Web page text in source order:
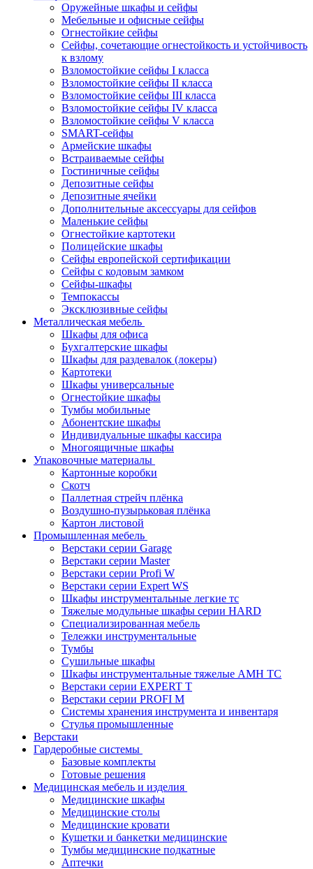
Оружейные шкафы и сейфы
Мебельные и офисные сейфы
Огнестойкие сейфы
Сейфы, сочетающие огнестойкость и устойчивость
к взлому
Взломостойкие сейфы I класса
Взломостойкие сейфы II класса
Взломостойкие сейфы III класса
Взломостойкие сейфы IV класса
Взломостойкие сейфы V класса
SMART-сейфы
Армейские шкафы
Встраиваемые сейфы
Гостиничные сейфы
Депозитные сейфы
Депозитные ячейки
Дополнительные аксессуары для сейфов
Маленькие сейфы
Огнестойкие картотеки
Полицейские шкафы
Сейфы европейской сертификации
Сейфы с кодовым замком
Сейфы-шкафы
Темпокассы
Эксклюзивные сейфы
Металлическая мебель
Шкафы для офиса
Бухгалтерские шкафы
Шкафы для раздевалок (локеры)
Картотеки
Шкафы универсальные
Огнестойкие шкафы
Тумбы мобильные
Абонентские шкафы
Индивидуальные шкафы кассира
Многоящичные шкафы
Упаковочные материалы
Картонные коробки
Скотч
Паллетная стрейч плёнка
Воздушно-пузырьковая плёнка
Картон листовой
Промышленная мебель
Верстаки серии Garage
Верстаки серии Master
Верстаки серии Profi W
Верстаки серии Expert WS
Шкафы инструментальные легкие тс
Тяжелые модульные шкафы серии HARD
Cпециализированная мебель
Тележки инструментальные
Тумбы
Cушильные шкафы
Шкафы инструментальные тяжелые AMH TC
Верстаки серии EXPERT T
Верстаки серии PROFI M
Системы хранения инструмента и инвентаря
Стулья промышленные
Верстаки
Гардеробные системы
Базовые комплекты
Готовые решения
Медицинская мебель и изделия
Медицинские шкафы
Медицинские столы
Медицинские кровати
Кушетки и банкетки медицинские
Тумбы медицинские подкатные
Аптечки